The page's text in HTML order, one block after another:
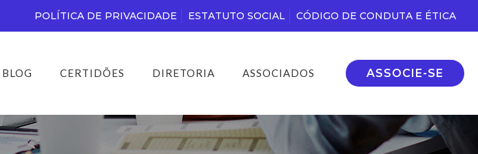
POLÍTICA DE PRIVACIDADE ESTATUTO SOCIAL CÓDIGO DE CONDUTA E ÉTICA
BLOG CERTIDÕES DIRETORIA ASSOCIADOS ASSOCIE-SE